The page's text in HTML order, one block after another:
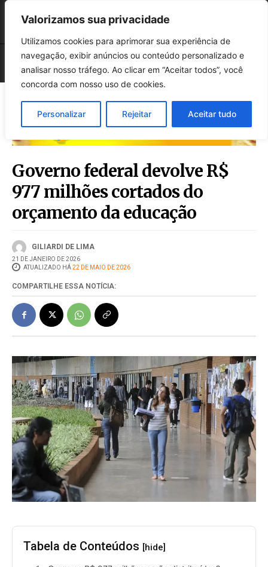
Valorizamos sua privacidade
Utilizamos cookies para aprimorar sua experiência de
navegação, exibir anúncios ou conteúdo personalizado e
analisar nosso tráfego. Ao clicar em “Aceitar todos”, você
concorda com nosso uso de cookies.
Personalizar Rejeitar Aceitar tudo
Governo federal devolve R$
977 milhões cortados do
orçamento da educação
GILIARDI DE LIMA
21 DE JANEIRO DE 2026
ATUALIZADO HÁ22 DE MAIO DE 2026
COMPARTILHE ESSA NOTÍCIA:
Tabela de Conteúdos [hide]